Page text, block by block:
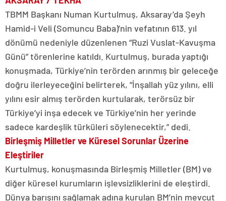
TBMM Başkanı Numan Kurtulmuş, Aksaray’da Şeyh
Hamid-i Veli (Somuncu Baba)’nin vefatının 613. yıl
dönümü nedeniyle düzenlenen “Ruzi Vuslat-Kavuşma
Günü” törenlerine katıldı. Kurtulmuş, burada yaptığı
konuşmada, Türkiye’nin terörden arınmış bir geleceğe
doğru ilerleyeceğini belirterek, “İnşallah yüz yılını, elli
yılını esir almış terörden kurtularak, terörsüz bir
Türkiye’yi inşa edecek ve Türkiye’nin her yerinde
sadece kardeşlik türküleri söylenecektir,” dedi.
Birleşmiş Milletler ve Küresel Sorunlar Üzerine
Eleştiriler
Kurtulmuş, konuşmasında Birleşmiş Milletler (BM) ve
diğer küresel kurumların işlevsizliklerini de eleştirdi.
Dünya barışını sağlamak adına kurulan BM’nin mevcut